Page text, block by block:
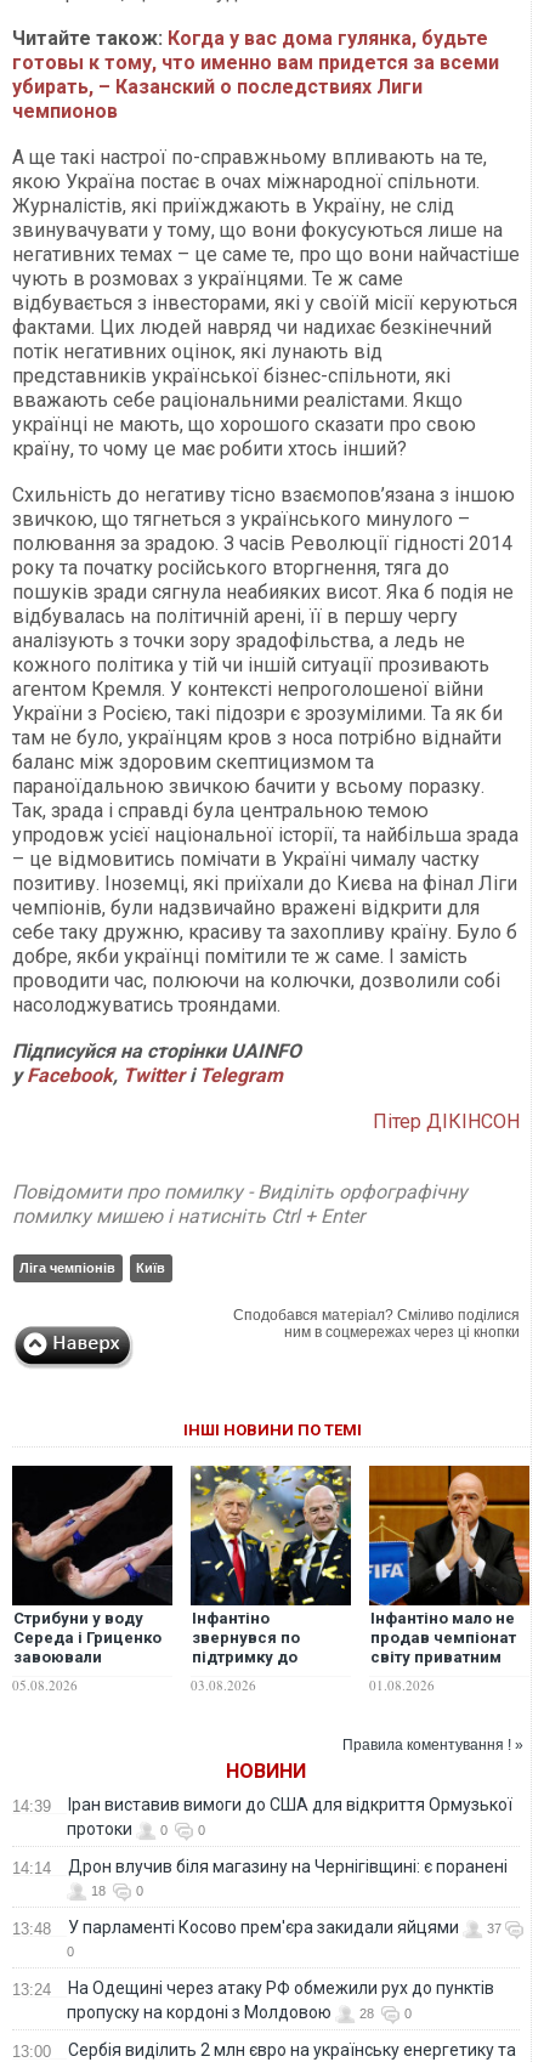
Читайте також: Когда у вас дома гулянка, будьте
готовы к тому, что именно вам придется за всеми
убирать, – Казанский о последствиях Лиги
чемпионов​​​​​​​
А ще такі настрої по-справжньому впливають на те,
якою Україна постає в очах міжнародної спільноти.
Журналістів, які приїжджають в Україну, не слід
звинувачувати у тому, що вони фокусуються лише на
негативних темах – це саме те, про що вони найчастіше
чують в розмовах з українцями. Те ж саме
відбувається з інвесторами, які у своїй місії керуються
фактами. Цих людей навряд чи надихає безкінечний
потік негативних оцінок, які лунають від
представників української бізнес-спільноти, які
вважають себе раціональними реалістами. Якщо
українці не мають, що хорошого сказати про свою
країну, то чому це має робити хтось інший?
Схильність до негативу тісно взаємопов’язана з іншою
звичкою, що тягнеться з українського минулого –
полювання за зрадою. З часів Революції гідності 2014
року та початку російського вторгнення, тяга до
пошуків зради сягнула неабияких висот. Яка б подія не
відбувалась на політичній арені, її в першу чергу
аналізують з точки зору зрадофільства, а ледь не
кожного політика у тій чи іншій ситуації прозивають
агентом Кремля. У контексті непроголошеної війни
України з Росією, такі підозри є зрозумілими. Та як би
там не було, українцям кров з носа потрібно віднайти
баланс між здоровим скептицизмом та
параноїдальною звичкою бачити у всьому поразку.
Так, зрада і справді була центральною темою
упродовж усієї національної історії, та найбільша зрада
– це відмовитись помічати в Україні чималу частку
позитиву. Іноземці, які приїхали до Києва на фінал Ліги
чемпіонів, були надзвичайно вражені відкрити для
себе таку дружню, красиву та захопливу країну. Було б
добре, якби українці помітили те ж саме. І замість
проводити час, полюючи на колючки, дозволили собі
насолоджуватись трояндами.
Підписуйся на сторінки UAINFO
уFacebook, Twitter і Telegram
Пітер ДІКІНСОН
Повідомити про помилку - Виділіть орфографічну
помилку мишею і натисніть Ctrl + Enter
Ліга чемпіонів Київ
Сподобався матеріал? Сміливо поділися
ним в соцмережах через ці кнопки
ІНШІ НОВИНИ ПО ТЕМІ
Стрибуни у воду
Середа і Гриценко
завоювали
чемпіонату Європи
05.08.2026
Інфантіно
звернувся по
підтримку до
провалу плану
03.08.2026
Інфантіно мало не
продав чемпіонат
світу приватним
скасувала свої
01.08.2026
Правила коментування ! »
НОВИНИ
14:39
Іран виставив вимоги до США для відкриття Ормузької
протоки
0 0
14:14 Дрон влучив біля магазину на Чернігівщині: є поранені
18 0
13:48 У парламенті Косово прем'єра закидали яйцями
37
0
13:24
На Одещині через атаку РФ обмежили рух до пунктів
пропуску на кордоні з Молдовою
28 0
13:00
Сербія виділить 2 млн євро на українську енергетику та